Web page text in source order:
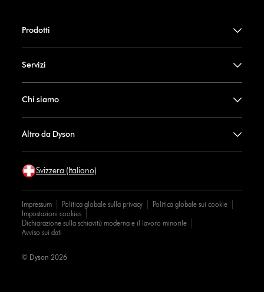
Prodotti
Servizi
Chi siamo
Altro da Dyson
Svizzera (Italiano)
Impressum Politica globale sulla privacy
Politica globale sui cookie
Impostazioni cookies
Dichiarazione sulla schiavitù moderna e il lavoro minorile
Avviso sui dati
© Dyson 2026